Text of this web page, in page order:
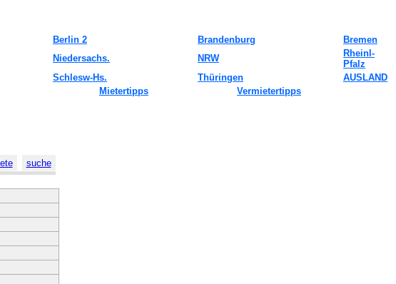
Berlin 2 Brandenburg
Bremen
Niedersachs. NRW
Rheinl-
Pfalz
Schlesw-Hs. Thüringen
AUSLAND
Mietertipps
Vermietertipps
suche